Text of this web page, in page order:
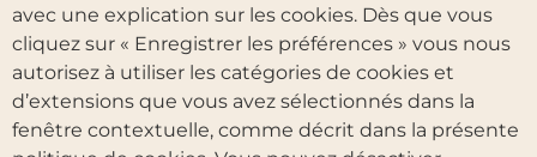
avec une explication sur les cookies. Dès que vous
cliquez sur « Enregistrer les préférences » vous nous
autorisez à utiliser les catégories de cookies et
d’extensions que vous avez sélectionnés dans la
fenêtre contextuelle, comme décrit dans la présente